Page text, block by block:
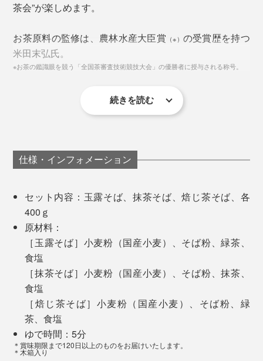
茶会”が楽しめます。
お茶原料の監修は、農林水産大臣賞 （※） の受賞歴を持つ
米田末弘氏。
※お茶の鑑識眼を競う「全国茶審査技術競技大会」の優勝者に授与される称号。
続きを読む
仕様・インフォメーション
セット内容：玉露そば、抹茶そば、焙じ茶そば、各
400ｇ
原材料：
［玉露そば］小麦粉（国産小麦）、そば粉、緑茶、
食塩
［抹茶そば］小麦粉（国産小麦）、そば粉、抹茶、
食塩
［焙じ茶そば］小麦粉（国産小麦）、そば粉、緑
茶、食塩
ゆで時間：5分
＊賞味期限まで120日以上のものをお届けいたします。
＊木箱入り